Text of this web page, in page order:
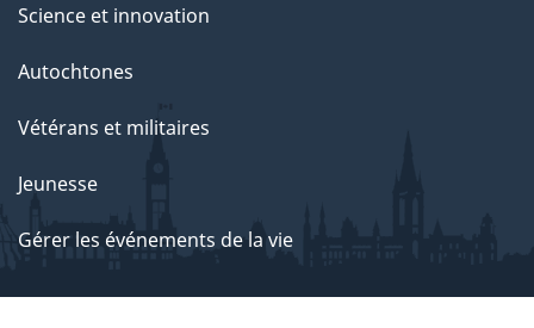
Science et innovation
Autochtones
Vétérans et militaires
Jeunesse
Gérer les événements de la vie